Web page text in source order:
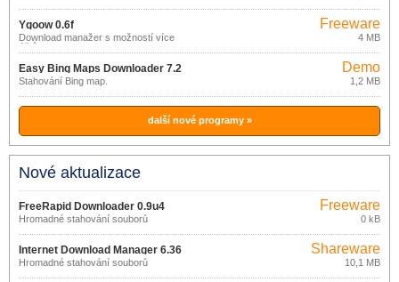
Ygoow 0.6f
Download manažer s možností více
účtů.
Freeware
4 MB
Easy Bing Maps Downloader 7.2
Stahování Bing map.
Demo
1,2 MB
další nové programy »
Nové aktualizace
FreeRapid Downloader 0.9u4
Hromadné stahování souborů
Freeware
0 kB
Internet Download Manager 6.36
build 5
Hromadné stahování souborů
Shareware
10,1 MB